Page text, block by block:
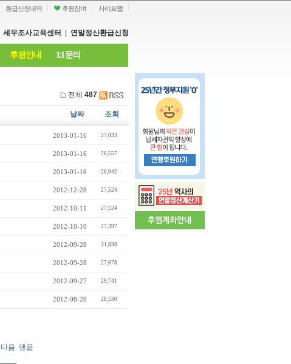
환급신청내역 후원참여 사이트맵
세무조사교육센터 연말정산환급신청
후원안내 1:1 문의
전체 487
날짜 조회
2013-01-16 27,033
2013-01-16 26,557
2013-01-16 26,042
2012-12-28 27,524
2012-10-11 27,524
2012-10-10 27,397
2012-09-28 31,838
2012-09-28 27,678
2012-09-27 29,741
2012-08-28 28,530
다음 맨끝